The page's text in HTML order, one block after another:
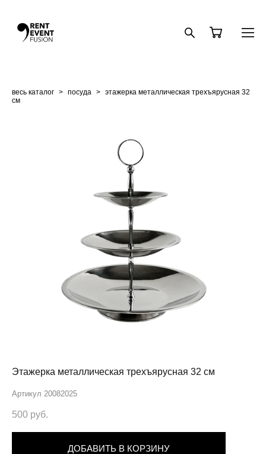
весь каталог > посуда > этажерка металлическая трехъярусная 32
см
Этажерка металлическая трехъярусная 32 см
Артикул 20082025
500 pуб.
ДОБАВИТЬ В КОРЗИНУ